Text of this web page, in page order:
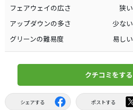
フェアウェイの広さ
狭い
アップダウンの多さ
少ない
グリーンの難易度
易しい
クチコミをする
シェアする ポストする